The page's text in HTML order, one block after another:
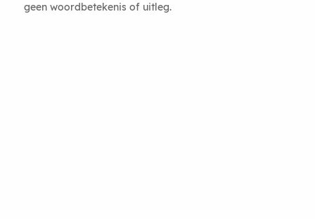
geen woordbetekenis of uitleg.